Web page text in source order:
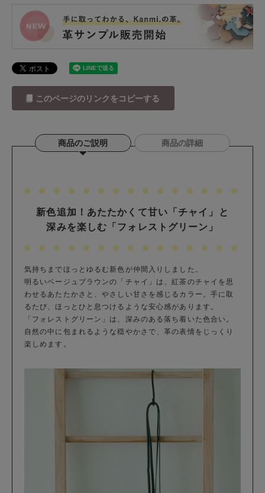
このページのリンクをコピーする
商品のご説明 商品の詳細
新色追加！あたたかくて甘い「チャイ」と
深みを楽しむ「フォレストグリーン」
気持ちまでほっとゆるむ新色が仲間入りしました。
明るいベージュブラウンの「チャイ」は、紅茶のチャイを思
わせるあたたかさと、やさしい甘さを感じるカラー。手に取
るたび、ほっとひと息つけるような安心感があります。
「フォレストグリーン」は、深みのある落ち着いた色合い。
自然の中に包まれるような穏やかさで、革の表情をじっくり
楽しめます。